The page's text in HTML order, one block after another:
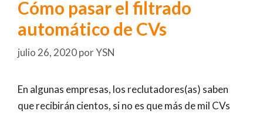
Cómo pasar el filtrado
automático de CVs
julio 26, 2020porYSN
En algunas empresas, los reclutadores(as) saben
que recibirán cientos, si no es que más de mil CVs